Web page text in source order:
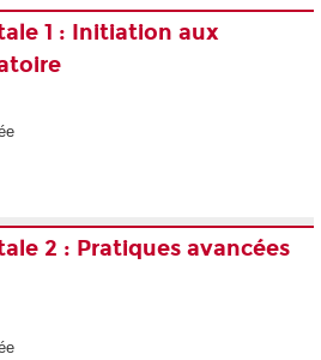
1 : Initiation aux
2 : Pratiques avancées